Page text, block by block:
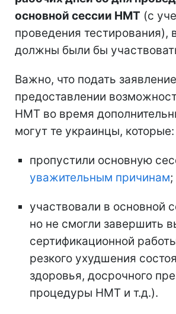
основной сессии НМТ (с
проведения тестирования),
должны были бы
Важно, что подать
предоставлении
НМТ во время
могут те украинцы, которые:
пропустили основную
уважительным причинам;
участвовали в основной
но не смогли завершить
сертификационной
резкого ухудшения
здоровья, досрочного
процедуры НМТ и т.д.).